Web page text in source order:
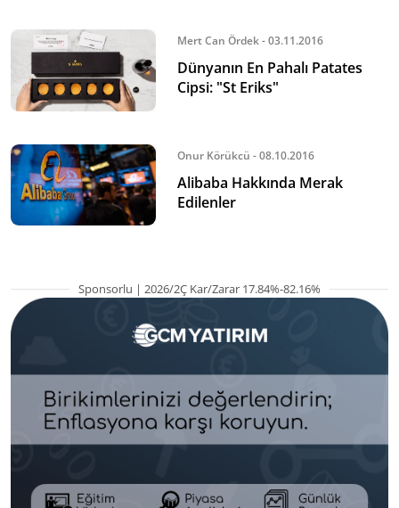
Mert Can Ördek - 03.11.2016
Dünyanın En Pahalı Patates
Cipsi: "St Eriks"
Onur Körükcü - 08.10.2016
Alibaba Hakkında Merak
Edilenler
Sponsorlu | 2026/2Ç Kar/Zarar 17.84%-82.16%